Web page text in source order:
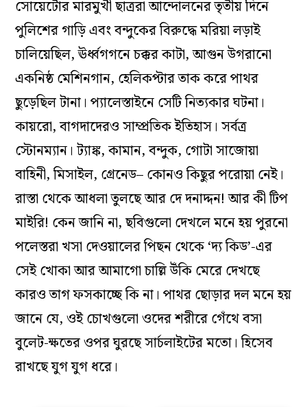
সোয়েটোর মারমুখী ছাত্ররা আন্দোলনের তৃতীয় দিনে
পুলিশের গাড়ি এবং বন্দুকের বিরুদ্ধে মরিয়া লড়াই
চালিয়েছিল, ঊর্ধ্বগগনে চক্কর কাটা, আগুন উগরানো
একনিষ্ঠ মেশিনগান, হেলিকপ্টার তাক করে পাথর
ছুড়েছিল টানা। প্যালেস্তাইনে সেটি নিত্যকার ঘটনা।
কায়রো, বাগদাদেরও সাম্প্রতিক ইতিহাস। সর্বত্র
স্টোনম্যান। ট্যাঙ্ক, কামান, বন্দুক, গোটা সাজোয়া
বাহিনী, মিসাইল, গ্রেনেড– কোনও কিছুর পরোয়া নেই।
রাস্তা থেকে আধলা তুলছে আর দে দনাদ্দন! আর কী টিপ
মাইরি! কেন জানি না, ছবিগুলো দেখলে মনে হয় পুরনো
পলেস্তরা খসা দেওয়ালের পিছন থেকে ‘দ্য কিড’-এর
সেই খোকা আর আমাগো চাল্লি উঁকি মেরে দেখছে
কারও তাগ ফসকাচ্ছে কি না। পাথর ছোড়ার দল মনে হয়
জানে যে, ওই চোখগুলো ওদের শরীরে গেঁথে বসা
বুলেট-ক্ষতের ওপর ঘুরছে সার্চলাইটের মতো। হিসেব
রাখছে যুগ যুগ ধরে।